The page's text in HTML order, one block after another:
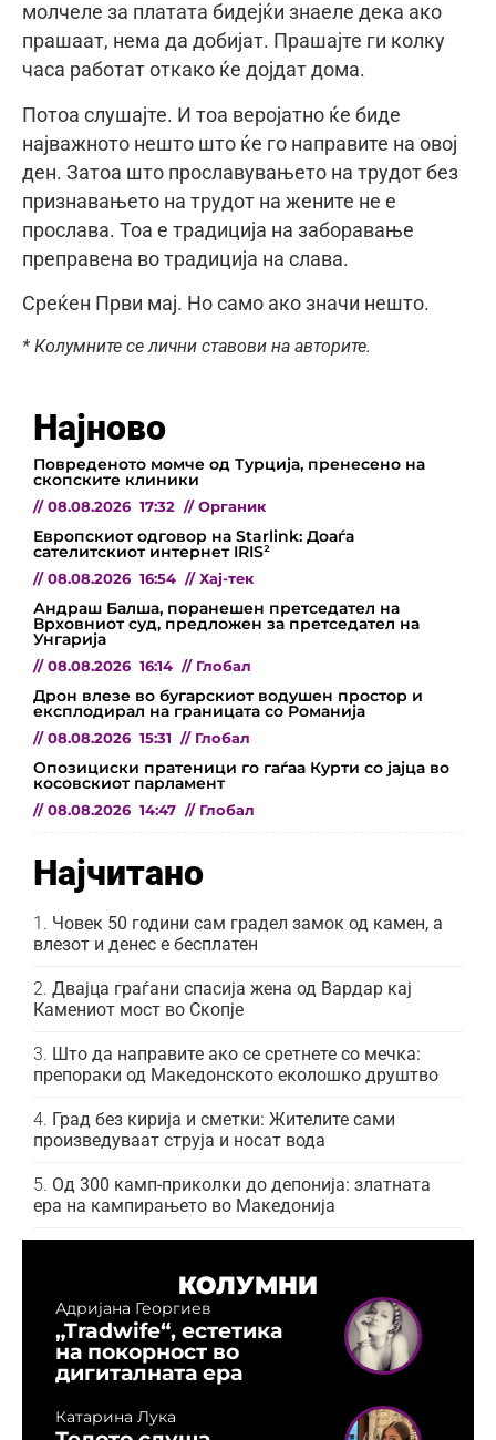
молчеле за платата бидејќи знаеле дека ако
прашаат, нема да добијат. Прашајте ги колку
часа работат откако ќе дојдат дома.
Потоа слушајте. И тоа веројатно ќе биде
најважното нешто што ќе го направите на овој
ден. Затоа што прославувањето на трудот без
признавањето на трудот на жените не е
прослава. Тоа е традиција на заборавање
преправена во традиција на слава.
Среќен Први мај. Но само ако значи нешто.
* Колумните се лични ставови на авторите.
Најново
Повреденото момче од Турција, пренесено на
скопските клиники
// 08.08.2026 17:32 // Органик
Европскиот одговор на Starlink: Доаѓа
сателитскиот интернет IRIS²
// 08.08.2026 16:54 // Хај-тек
Андраш Балша, поранешен претседател на
Врховниот суд, предложен за претседател на
Унгарија
// 08.08.2026 16:14 // Глобал
Дрон влезе во бугарскиот водушен простор и
експлодирал на границата со Романија
// 08.08.2026 15:31 // Глобал
Опозициски пратеници го гаѓаа Курти со јајца во
косовскиот парламент
// 08.08.2026 14:47 // Глобал
Најчитано
Човек 50 години сам градел замок од камен, а
влезот и денес е бесплатен
Двајца граѓани спасија жена од Вардар кај
Камениот мост во Скопје
Што да направите ако се сретнете со мечка:
препораки од Македонското еколошко друштво
Град без кирија и сметки: Жителите сами
произведуваат струја и носат вода
Од 300 камп-приколки до депонија: златната
ера на кампирањето во Македонија
КОЛУМНИ
Адријана Георгиев
„Tradwife“, естетика
на покорност во
дигиталната ера
Катарина Лука